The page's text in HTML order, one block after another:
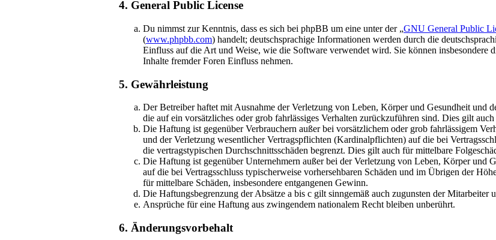
4. General Public License
Du nimmst zur Kenntnis, dass es sich bei phpBB um eine unter der „GNU General Public
(www.phpbb.com) handelt; deutschsprachige Informationen werden durch die
Einfluss auf die Art und Weise, wie die Software verwendet wird. Sie können
Inhalte fremder Foren Einfluss nehmen.
5. Gewährleistung
Der Betreiber haftet mit Ausnahme der Verletzung von Leben, Körper und Gesundheit
die auf ein vorsätzliches oder grob fahrlässiges Verhalten zurückzuführen sind. Dies gilt
Die Haftung ist gegenüber Verbrauchern außer bei vorsätzlichem oder grob fahrlässigem
und der Verletzung wesentlicher Vertragspflichten (Kardinalpflichten) auf die bei
die vertragstypischen Durchschnittsschäden begrenzt. Dies gilt auch für mittelbare
Die Haftung ist gegenüber Unternehmern außer bei der Verletzung von Leben, Körper und
auf die bei Vertragsschluss typischerweise vorhersehbaren Schäden und im Übrigen der
für mittelbare Schäden, insbesondere entgangenen Gewinn.
Die Haftungsbegrenzung der Absätze a bis c gilt sinngemäß auch zugunsten der Mitarbeiter
Ansprüche für eine Haftung aus zwingendem nationalem Recht bleiben unberührt.
6. Änderungsvorbehalt